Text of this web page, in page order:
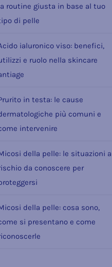
routine giusta in base al tuo
di pelle
ialuronico viso: benefici,
e ruolo nella skincare
in testa: le cause
più comuni e
intervenire
della pelle: le situazioni a
da conoscere per
della pelle: cosa sono,
si presentano e come